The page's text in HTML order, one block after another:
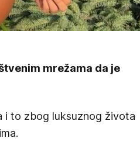
mrežama da je
i to zbog luksuznog života